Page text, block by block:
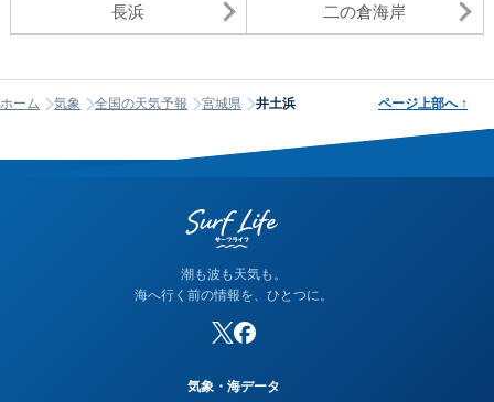
長浜 二の倉海岸
ホーム 気象 全国の天気予報 宮城県 井土浜 ページ上部へ ↑
潮も波も天気も。
海へ行く前の情報を、ひとつに。
気象・海データ